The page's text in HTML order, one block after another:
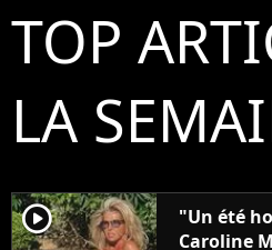
TOP
LA
player2
"Un été
Caroline